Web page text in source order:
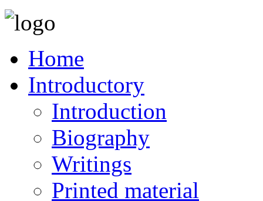
Home
Introductory
Introduction
Biography
Writings
Printed material